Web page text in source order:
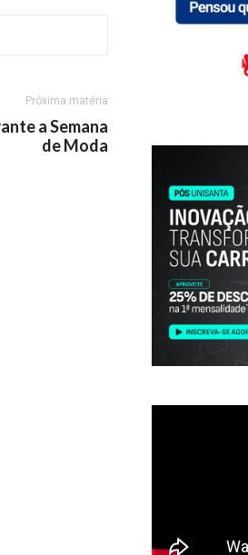
Próxima matéria
a Semana
de Moda